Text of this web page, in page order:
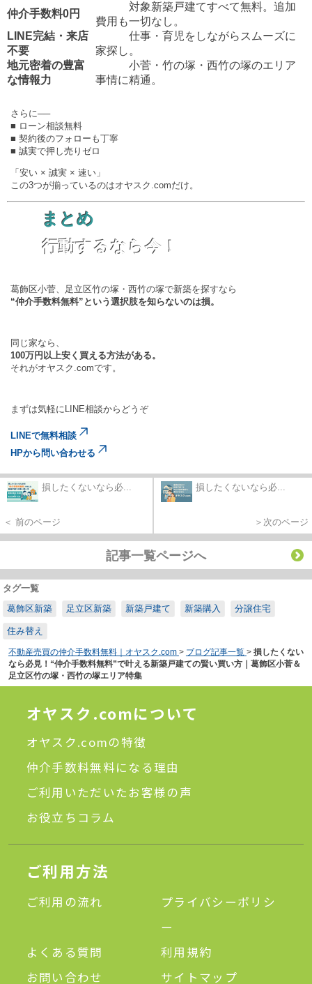
仲介手数料0円
対象新築戸建てすべて無料。追加
費用も一切なし。
LINE完結・来店
不要
仕事・育児をしながらスムーズに
家探し。
地元密着の豊富
な情報力
小菅・竹の塚・西竹の塚のエリア
事情に精通。
さらに──
■ ローン相談無料
■ 契約後のフォローも丁寧
■ 誠実で押し売りゼロ
「安い × 誠実 × 速い」
この3つが揃っているのはオヤスク.comだけ。
まとめ
行動するなら今！
葛飾区小菅、足立区竹の塚・西竹の塚で新築を探すなら
“仲介手数料無料”という選択肢を知らないのは損。
同じ家なら、
100万円以上安く買える方法がある。
それがオヤスク.comです。
まずは気軽にLINE相談からどうぞ
LINEで無料相談
HPから問い合わせる
損したくないなら必...
＜ 前のページ
損したくないなら必...
＞次のページ
記事一覧ページへ
タグ一覧
葛飾区新築
足立区新築 新築戸建て 新築購入 分譲住宅
住み替え
不動産売買の仲介手数料無料｜オヤスク.com > ブログ記事一覧 > 損したくない
なら必見！“仲介手数料無料”で叶える新築戸建ての賢い買い方｜葛飾区小菅＆
足立区竹の塚・西竹の塚エリア特集
オヤスク.comについて
オヤスク.comの特徴
仲介手数料無料になる理由
ご利用いただいたお客様の声
お役立ちコラム
ご利用方法
ご利用の流れ
プライバシーポリシ
ー
よくある質問
利用規約
お問い合わせ
サイトマップ